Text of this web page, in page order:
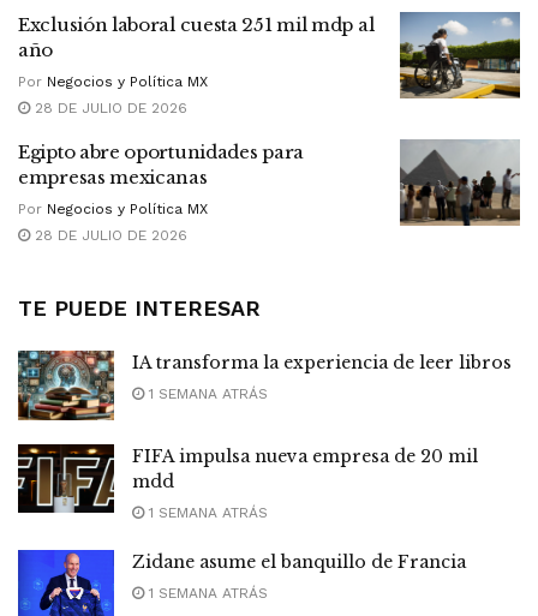
Exclusión laboral cuesta 251 mil mdp al
año
Por Negocios y Política MX
28 DE JULIO DE 2026
Egipto abre oportunidades para
empresas mexicanas
Por Negocios y Política MX
28 DE JULIO DE 2026
TE PUEDE INTERESAR
IA transforma la experiencia de leer libros
1 SEMANA ATRÁS
FIFA impulsa nueva empresa de 20 mil
mdd
1 SEMANA ATRÁS
Zidane asume el banquillo de Francia
1 SEMANA ATRÁS